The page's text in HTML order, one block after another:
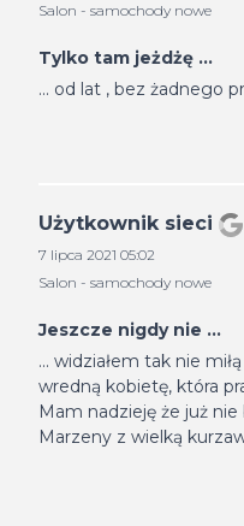
Salon - samochody nowe
Tylko tam jeżdżę ...
... od lat , bez żadnego
Użytkownik sieci
7 lipca 2021 05:02
Salon - samochody nowe
Jeszcze nigdy nie ...
... widziałem tak nie
wredną kobietę, która
Mam nadzieję że już nie
Marzeny z wielką